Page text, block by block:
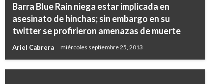
Barra Blue Rain niega estar implicada en
asesinato de hinchas; sin embargo en su
twitter se profirieron amenazas de muerte
Ariel Cabrera miércoles septiembre 25, 2013